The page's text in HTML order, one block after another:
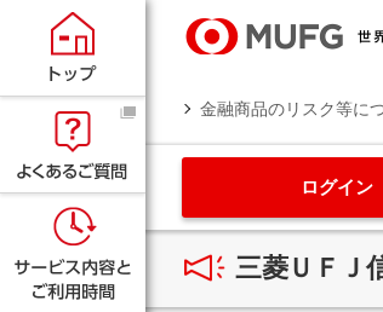
金融商品のリスク等に
ログイン
三菱ＵＦＪ